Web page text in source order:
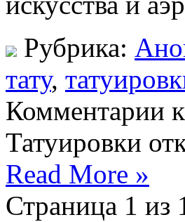
Рубрика:
тату,
Комментарии
Татуировки
Read More »
Страница 1 из